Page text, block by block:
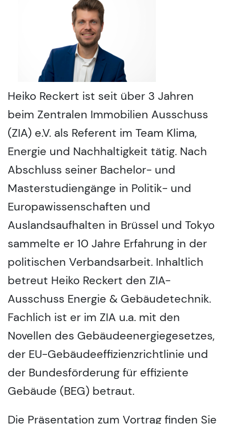
Heiko Reckert ist seit über 3 Jahren
beim Zentralen Immobilien Ausschuss
(ZIA) e.V. als Referent im Team Klima,
Energie und Nachhaltigkeit tätig. Nach
Abschluss seiner Bachelor- und
Masterstudiengänge in Politik- und
Europawissenschaften und
Auslandsaufhalten in Brüssel und Tokyo
sammelte er 10 Jahre Erfahrung in der
politischen Verbandsarbeit. Inhaltlich
betreut Heiko Reckert den ZIA-
Ausschuss Energie & Gebäudetechnik.
Fachlich ist er im ZIA u.a. mit den
Novellen des Gebäudeenergiegesetzes,
der EU-Gebäudeeffizienzrichtlinie und
der Bundesförderung für effiziente
Gebäude (BEG) betraut.
Die Präsentation zum Vortrag finden Sie